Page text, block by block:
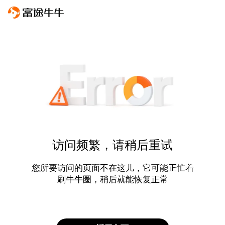
访问频繁，请稍后重试
您所要访问的页面不在这儿，它可能正忙着
刷牛牛圈，稍后就能恢复正常